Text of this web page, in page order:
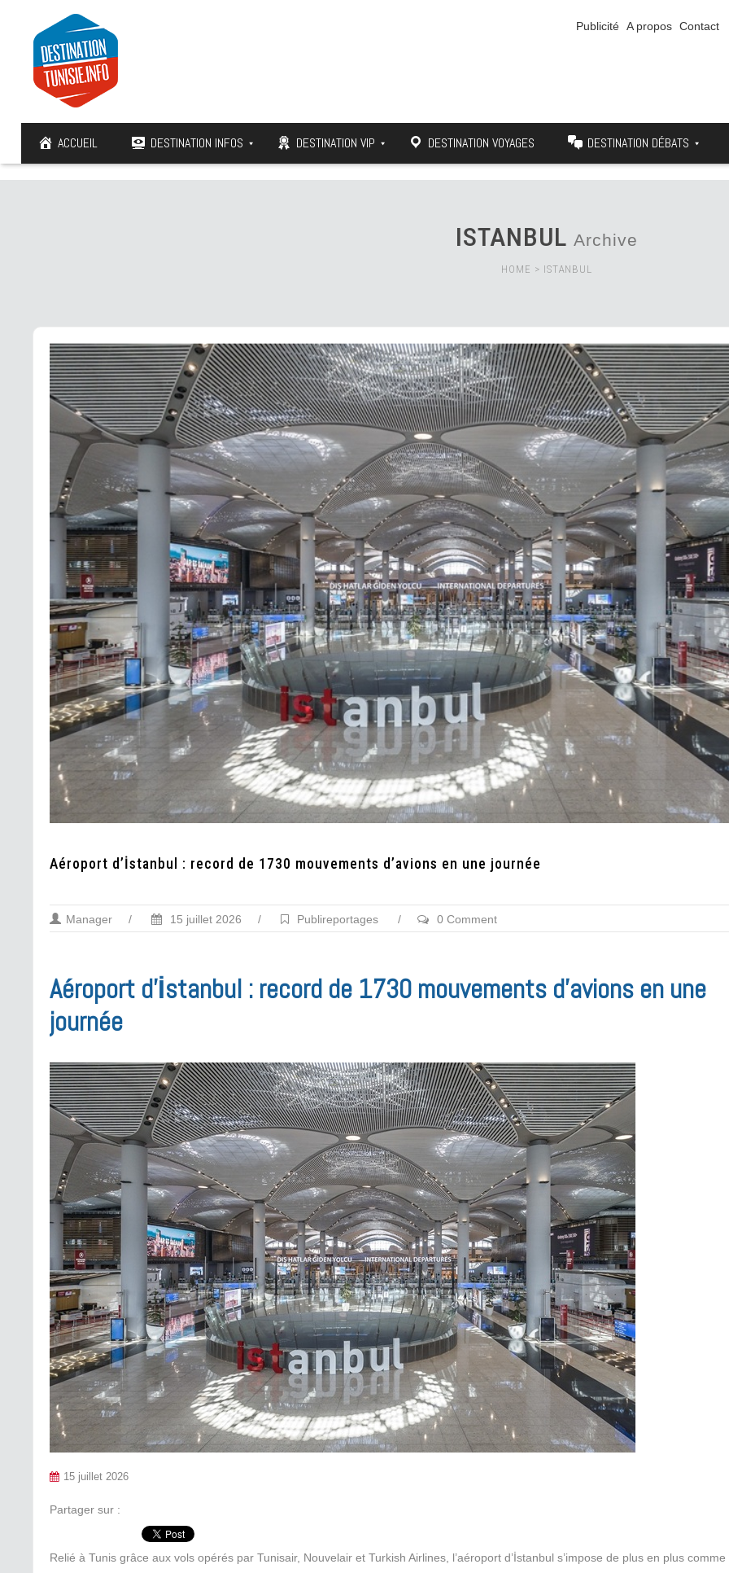
Publicité A propos Contact
ACCUEIL DESTINATION INFOS DESTINATION VIP DESTINATION VOYAGES DESTINATION DÉBATS
ISTANBUL Archive
HOME > ISTANBUL
Aéroport d’İstanbul : record de 1730 mouvements d’avions en une journée
Manager / 15 juillet 2026 / Publireportages / 0 Comment
Aéroport d’İstanbul : record de 1730 mouvements d’avions en une
journée
15 juillet 2026
Partager sur :
Relié à Tunis grâce aux vols opérés par Tunisair, Nouvelair et Turkish Airlines, l’aéroport d’İstanbul s’impose de plus en plus comme